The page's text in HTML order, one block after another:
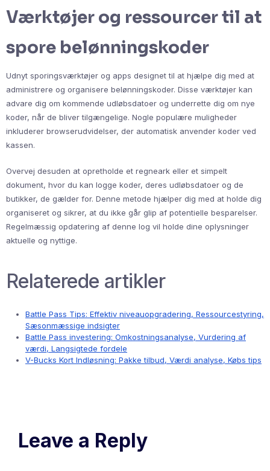
Værktøjer og ressourcer til at
spore belønningskoder
Udnyt sporingsværktøjer og apps designet til at hjælpe dig med at
administrere og organisere belønningskoder. Disse værktøjer kan
advare dig om kommende udløbsdatoer og underrette dig om nye
koder, når de bliver tilgængelige. Nogle populære muligheder
inkluderer browserudvidelser, der automatisk anvender koder ved
kassen.
Overvej desuden at opretholde et regneark eller et simpelt
dokument, hvor du kan logge koder, deres udløbsdatoer og de
butikker, de gælder for. Denne metode hjælper dig med at holde dig
organiseret og sikrer, at du ikke går glip af potentielle besparelser.
Regelmæssig opdatering af denne log vil holde dine oplysninger
aktuelle og nyttige.
Relaterede artikler
Battle Pass Tips: Effektiv niveauopgradering, Ressourcestyring,
Sæsonmæssige indsigter
Battle Pass investering: Omkostningsanalyse, Vurdering af
værdi, Langsigtede fordele
V-Bucks Kort Indløsning: Pakke tilbud, Værdi analyse, Købs tips
Leave a Reply